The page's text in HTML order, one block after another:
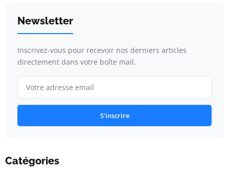
Newsletter
Inscrivez-vous pour recevoir nos derniers articles
directement dans votre boîte mail.
S'inscrire
Catégories